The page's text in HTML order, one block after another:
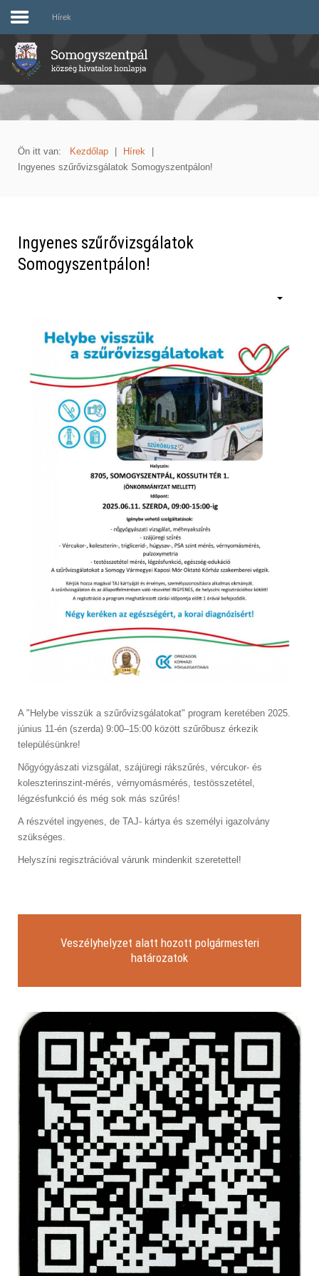
Hírek
Ön itt van: Kezdőlap Hírek
Ingyenes szűrővizsgálatok Somogyszentpálon!
Ingyenes szűrővizsgálatok
Somogyszentpálon!
A "Helybe visszük a szűrővizsgálatokat" program keretében 2025.
június 11-én (szerda) 9:00–15:00 között szűrőbusz érkezik
településünkre!
Nőgyógyászati vizsgálat, szájüregi rákszűrés, vércukor- és
koleszterinszint-mérés, vérnyomásmérés, testösszetétel,
légzésfunkció és még sok más szűrés!
A részvétel ingyenes, de TAJ- kártya és személyi igazolvány
szükséges.
Helyszíni regisztrációval várunk mindenkit szeretettel!
Veszélyhelyzet alatt hozott polgármesteri
határozatok